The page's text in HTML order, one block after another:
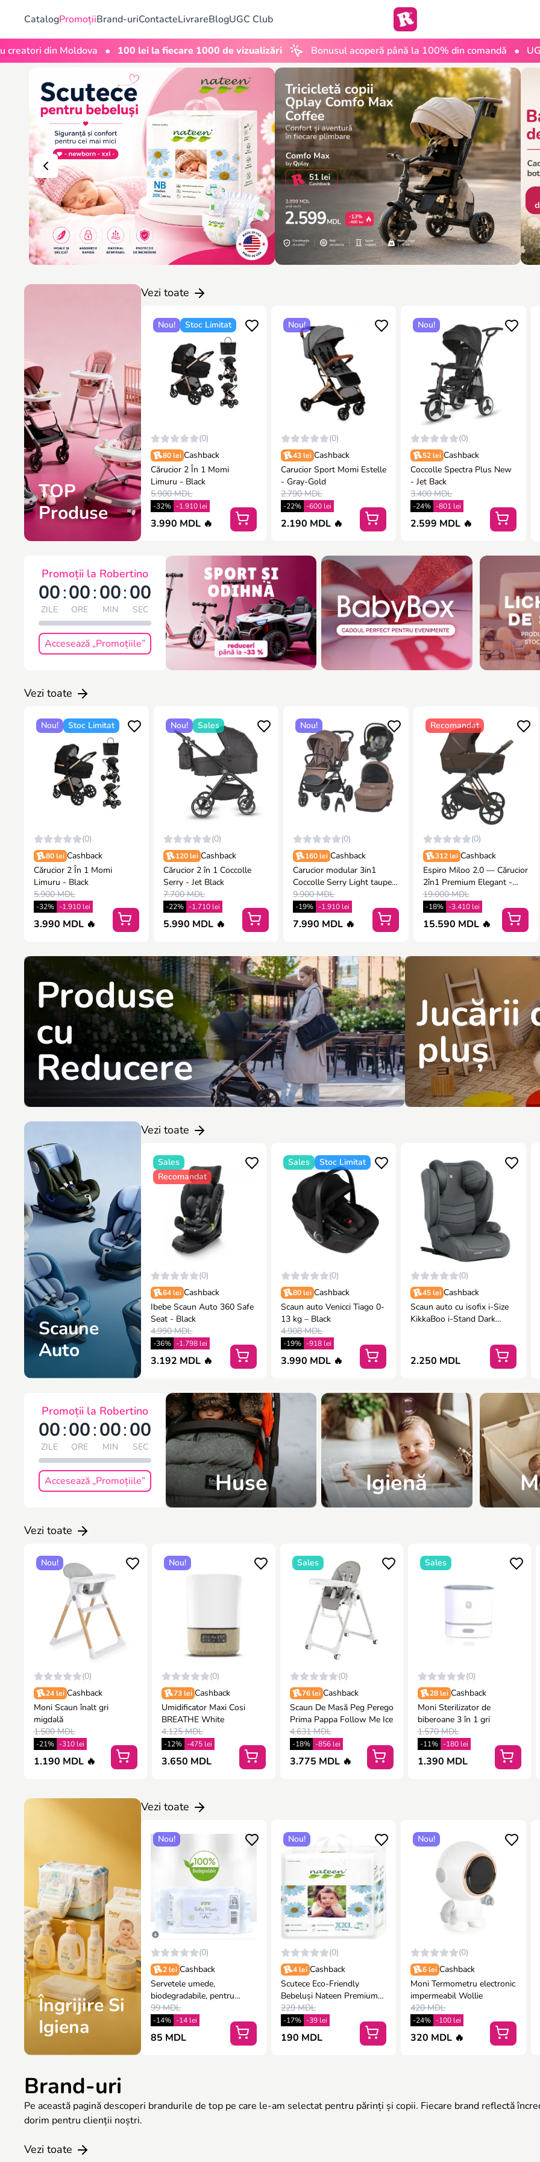
CatalogPromoțiiBrand-uriContacteLivrareBlogUGC Club
• 100 lei la fiecare 1000 de vizualizări Bonusul acoperă până la 100% din comandă • UGC Club by
Magazin online pentru copii și bebeluși în Moldova
TOP
Produse
Vezi toate
Nou! Stoc Limitat
(0)
80 lei Cashback
Cărucior 2 În 1 Momi
Limuru - Black
5.900 MDL
-32% -1.910 lei
3.990 MDL 🔥
Nou!
(0)
43 lei Cashback
Carucior Sport Momi Estelle
- Gray-Gold
2.790 MDL
-22% -600 lei
2.190 MDL 🔥
Nou!
(0)
52 lei Cashback
Coccolle Spectra Plus New
- Jet Back
3.400 MDL
-24% -801 lei
2.599 MDL 🔥
Promoții la Robertino
00
ZILE
:00
ORE
:00
MIN
:00
SEC
Accesează „Promoțiile”
Vezi toate
Nou! Stoc Limitat
(0)
80 lei Cashback
Cărucior 2 În 1 Momi
Limuru - Black
5.900 MDL
-32% -1.910 lei
3.990 MDL 🔥
Nou! Sales
(0)
120 lei Cashback
Cărucior 2 în 1 Coccolle
Serry - Jet Black
7.700 MDL
-22% -1.710 lei
5.990 MDL 🔥
Nou!
(0)
160 lei Cashback
Carucior modular 3in1
Coccolle Serry Light taupe+
Scoica auto iSize Coccolle
Knox Greystone
9.900 MDL
-19% -1.910 lei
7.990 MDL 🔥
Recomandat
(0)
312 lei Cashback
Espiro Miloo 2.0 — Cărucior
2în1 Premium Elegant -
Excellent chocolate
19.000 MDL
-18% -3.410 lei
15.590 MDL 🔥
Produse
cu
Reducere
Jucării
pluș
Scaune
Auto
Vezi toate
Sales
Recomandat
(0)
64 lei Cashback
Ibebe Scaun Auto 360 Safe
Seat - Black
4.990 MDL
-36% -1.798 lei
3.192 MDL 🔥
Sales Stoc Limitat
(0)
80 lei Cashback
Scaun auto Venicci Tiago 0-
13 kg – Black
4.908 MDL
-19% -918 lei
3.990 MDL 🔥
(0)
45 lei Cashback
Scaun auto cu isofix i-Size
KikkaBoo i-Stand Dark
2.250 MDL
Promoții la Robertino
00
ZILE
:00
ORE
:00
MIN
:00
SEC
Accesează „Promoțiile” Huse Igienă
Vezi toate
Nou!
(0)
24 lei Cashback
Moni Scaun înalt gri
migdală
1.500 MDL
-21% -310 lei
1.190 MDL 🔥
Nou!
(0)
73 lei Cashback
Umidificator Maxi Cosi
BREATHE White
4.125 MDL
-12% -475 lei
3.650 MDL
Sales
(0)
76 lei Cashback
Scaun De Masă Peg Perego
Prima Pappa Follow Me Ice
4.631 MDL
-18% -856 lei
3.775 MDL 🔥
Sales
(0)
28 lei Cashback
Moni Sterilizator de
biberoane 3 în 1 gri
1.570 MDL
-11% -180 lei
1.390 MDL
Îngrijire Si
Igiena
Vezi toate
Nou!
(0)
2 lei Cashback
Servetele umede,
biodegradabile, pentru
bebelusi, Nateen Premium,
80 bucati
99 MDL
-14% -14 lei
85 MDL
Nou!
(0)
4 lei Cashback
Scutece Eco-Friendly
Bebeluși Nateen Premium
Nr.6 peste 25 kg (14 buc) |
Protecție XXL &
Hipoalergen
229 MDL
-17% -39 lei
190 MDL
Nou!
(0)
6 lei Cashback
Moni Termometru electronic
impermeabil Wollie
420 MDL
-24% -100 lei
320 MDL 🔥
Brand-uri
Pe această pagină descoperi brandurile de top pe care le-am selectat pentru părinți și copii. Fiecare brand reflectă
dorim pentru clienții noștri.
Vezi toate